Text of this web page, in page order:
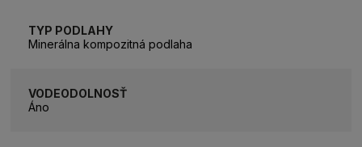
TYP PODLAHY
Minerálna kompozitná podlaha
VODEODOLNOSŤ
Áno